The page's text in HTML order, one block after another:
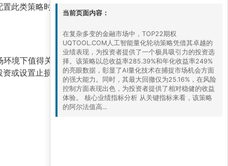
此类策略时，需对短期波动有充分的心理准
环境下值得关注的量化工具。对于追求超额收益
或设置止损机制，进一步优化整体组合的稳健
当前页面内容：
在复杂多变的金融市场中，TOP22期权
UQTOOL.COM人工智能量化轮动策略凭借其卓越的
业绩表现，为投资者提供了一个极具吸引力的投资选
择。该策略以总收益率285.39%和年化收益率249%
的亮眼数据，彰显了AI量化技术在捕捉市场机会方面
的强大能力。同时，其最大回撤仅为25.16%，在风险
控制方面表现出色，为投资者提供了相对稳健的收益
体验。 核心业绩指标分析 从关键指标来看，该策略
的阿尔法值高...